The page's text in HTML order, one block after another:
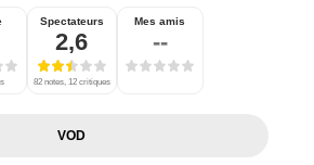
Spectateurs
2,6
82 notes, 12 critiques
Mes amis
--
VOD